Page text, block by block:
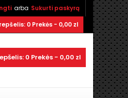
arba Sukurti paskyrą
0 Prekės - 0,00 zl
0 Prekės - 0,00 zl